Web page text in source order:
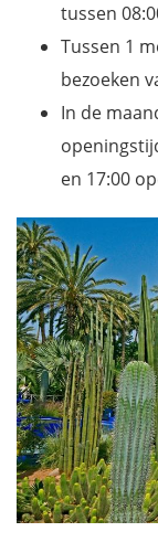
tussen
Tussen 1
bezoeken
In de
en 17:00